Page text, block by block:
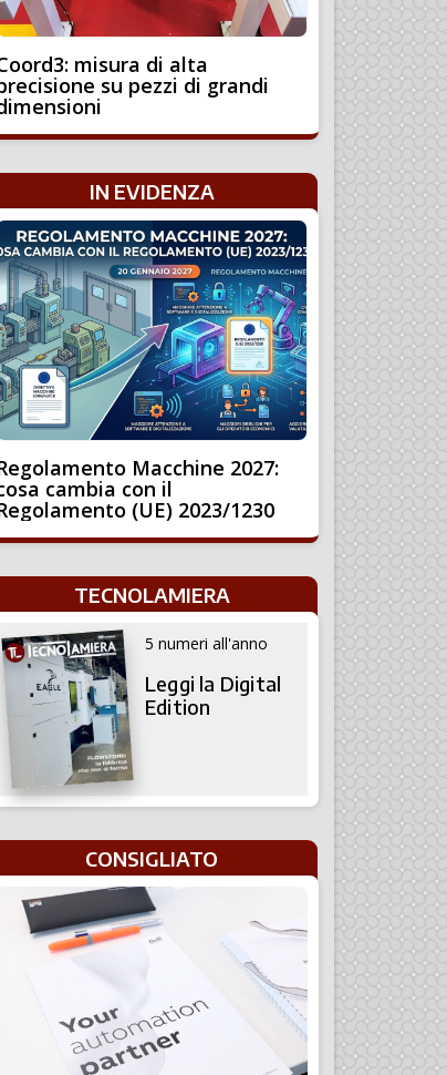
misura di alta
su pezzi di grandi
IN EVIDENZA
Macchine 2027:
cambia con il
(UE) 2023/1230
TECNOLAMIERA
5 numeri all'anno
Leggi la Digital
Edition
CONSIGLIATO